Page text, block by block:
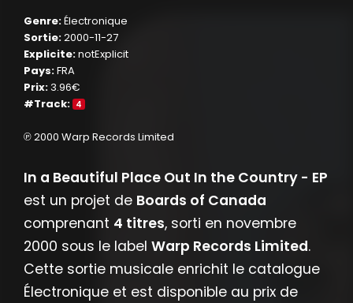
Genre:Électronique
Sortie:2000-11-27
Explicite:notExplicit
Pays:FRA
Prix:3.96€
#Track:
4
℗ 2000 Warp Records Limited
In a Beautiful Place Out In the Country - EP
est un projet de Boards of Canada
comprenant 4 titres, sorti en novembre
2000 sous le label Warp Records Limited.
Cette sortie musicale enrichit le catalogue
Électronique et est disponible au prix de